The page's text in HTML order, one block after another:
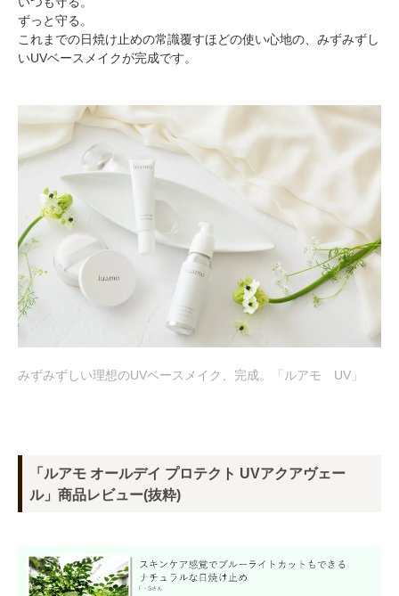
ずっと守る。
これまでの日焼け止めの常識覆すほどの使い心地の、みずみずし
いUVベースメイクが完成です。
みずみずしい理想のUVベースメイク、完成。 「ルアモ UV」
「ルアモ オールデイ プロテクト UVアクアヴェー
ル」商品レビュー(抜粋)